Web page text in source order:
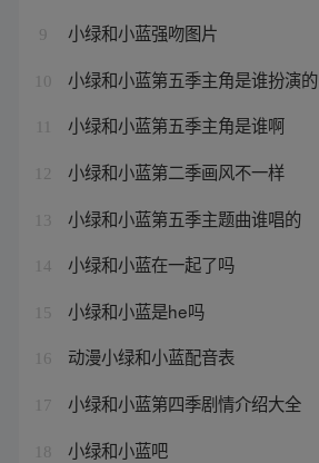
9 小绿和小蓝强吻图片
10 小绿和小蓝第五季主角是谁扮演的
小绿和小蓝第五季主角是谁啊
12 小绿和小蓝第二季画风不一样
13 小绿和小蓝第五季主题曲谁唱的
14 小绿和小蓝在一起了吗
15 小绿和小蓝是he吗
16 动漫小绿和小蓝配音表
17 小绿和小蓝第四季剧情介绍大全
18 小绿和小蓝吧